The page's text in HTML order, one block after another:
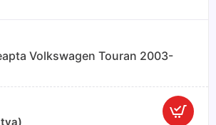
Volkswagen Touran 2003-
Cantitate